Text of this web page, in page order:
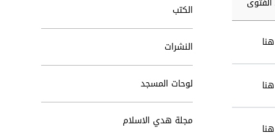
الكتب
النشرات
لوحات المسجد
مجلة هدي الاسلام